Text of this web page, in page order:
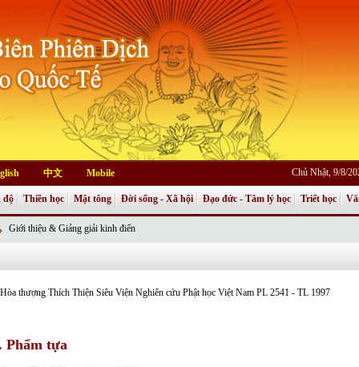
中文 Mobile Chủ Nhật, 9/8/
Giới thiệu & Giảng giải kinh điển
độ Thiền học Mật tông Đời sống - Xã hội Đạo đức - Tâm lý học Triết học
thượng Thích Thiện Siêu Viện Nghiên cứu Phật học Việt Nam PL 2541 - TL 1997
Phẩm tựa